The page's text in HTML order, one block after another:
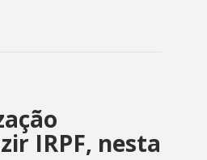
IRPF, nesta